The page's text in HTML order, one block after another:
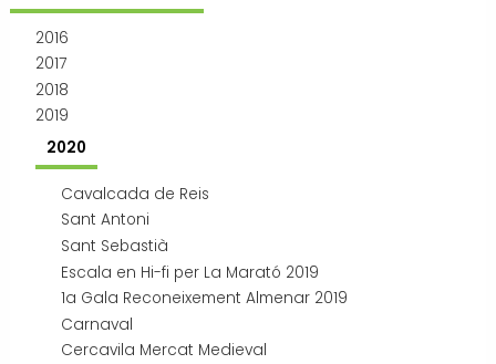
2016
2017
2018
2019
2020
Cavalcada de Reis
Sant Antoni
Sant Sebastià
Escala en Hi-fi per La Marató 2019
1a Gala Reconeixement Almenar 2019
Carnaval
Cercavila Mercat Medieval